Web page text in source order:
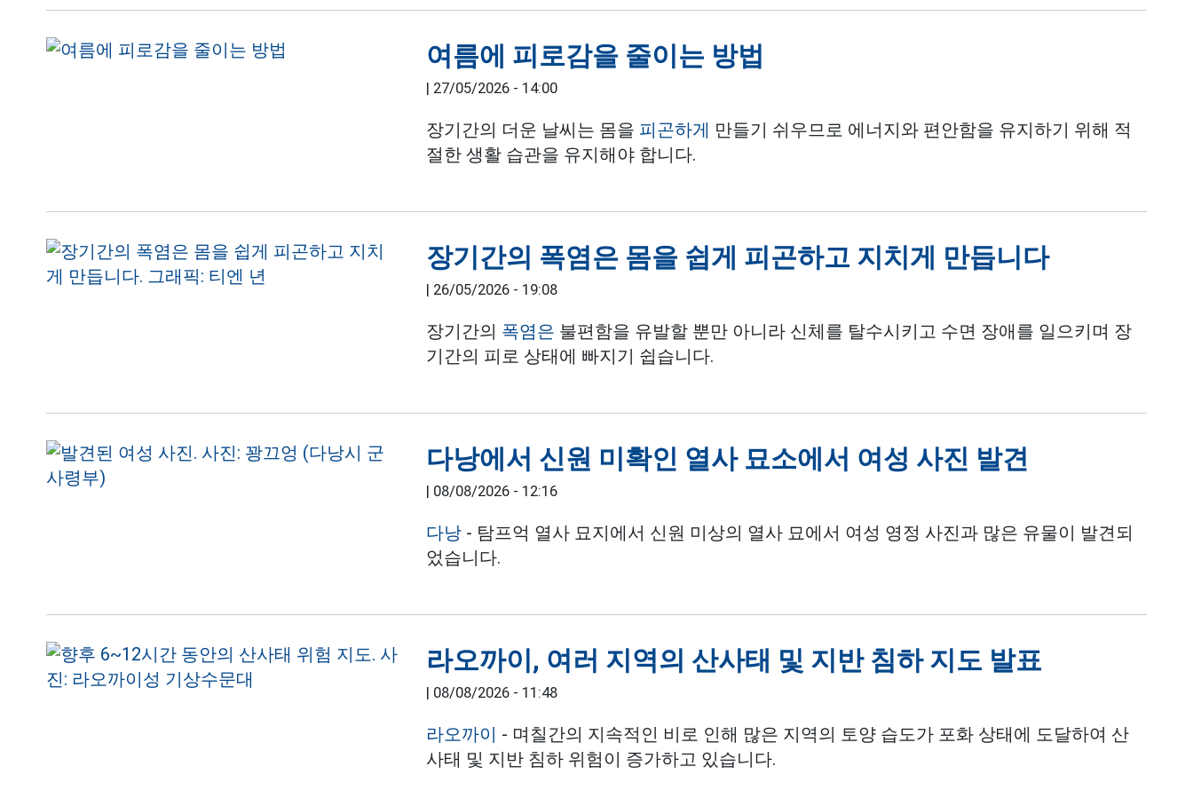
여름에 피로감을 줄이는 방법
| 27/05/2026 - 14:00
장기간의 더운 날씨는 몸을 피곤하게 만들기 쉬우므로 에너지와 편안함을 유지하기 위해 적
절한 생활 습관을 유지해야 합니다.
장기간의 폭염은 몸을 쉽게 피곤하고 지치게 만듭니다
| 26/05/2026 - 19:08
장기간의 폭염은 불편함을 유발할 뿐만 아니라 신체를 탈수시키고 수면 장애를 일으키며 장
기간의 피로 상태에 빠지기 쉽습니다.
다낭에서 신원 미확인 열사 묘소에서 여성 사진 발견
| 08/08/2026 - 12:16
다낭 - 탐프억 열사 묘지에서 신원 미상의 열사 묘에서 여성 영정 사진과 많은 유물이 발견되
었습니다.
라오까이, 여러 지역의 산사태 및 지반 침하 지도 발표
| 08/08/2026 - 11:48
라오까이 - 며칠간의 지속적인 비로 인해 많은 지역의 토양 습도가 포화 상태에 도달하여 산
사태 및 지반 침하 위험이 증가하고 있습니다.